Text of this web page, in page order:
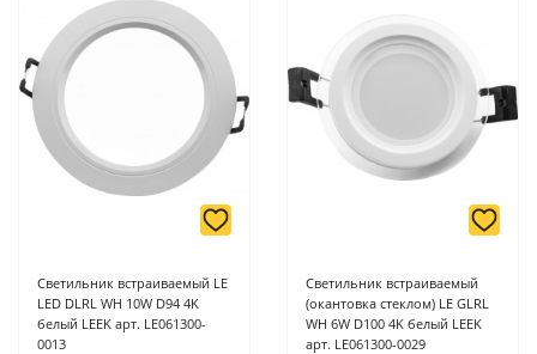
Светильник встраиваемый LE
LED DLRL WH 10W D94 4K
белый LEEK арт. LE061300-
0013
Светильник встраиваемый
(окантовка стеклом) LE GLRL
WH 6W D100 4K белый LEEK
арт. LE061300-0029